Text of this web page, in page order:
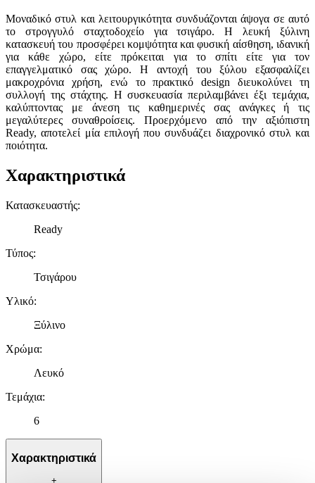
Μοναδικό στυλ και λειτουργικότητα συνδυάζονται άψογα σε αυτό
το στρογγυλό σταχτοδοχείο για τσιγάρο. Η λευκή ξύλινη
κατασκευή του προσφέρει κομψότητα και φυσική αίσθηση, ιδανική
για κάθε χώρο, είτε πρόκειται για το σπίτι είτε για τον
επαγγελματικό σας χώρο. Η αντοχή του ξύλου εξασφαλίζει
μακροχρόνια χρήση, ενώ το πρακτικό design διευκολύνει τη
συλλογή της στάχτης. Η συσκευασία περιλαμβάνει έξι τεμάχια,
καλύπτοντας με άνεση τις καθημερινές σας ανάγκες ή τις
μεγαλύτερες συναθροίσεις. Προερχόμενο από την αξιόπιστη
Ready, αποτελεί μία επιλογή που συνδυάζει διαχρονικό στυλ και
ποιότητα.
Χαρακτηριστικά
Κατασκευαστής:
Ready
Τύπος:
Τσιγάρου
Υλικό:
Ξύλινο
Χρώμα:
Λευκό
Τεμάχια:
6
Χαρακτηριστικά
+